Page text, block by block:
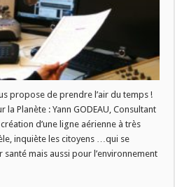
propose de prendre l’air du temps !
Planète : Yann GODEAU, Consultant
d’une ligne aérienne à très
inquiète les citoyens …qui se
mais aussi pour l’environnement